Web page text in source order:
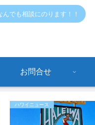
でも相談にのります！！
お問合せ
ハワイニュース